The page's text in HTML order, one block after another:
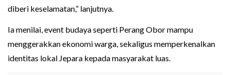
diberi keselamatan,” lanjutnya.
Ia menilai, event budaya seperti Perang Obor mampu
menggerakkan ekonomi warga, sekaligus memperkenalkan
identitas lokal Jepara kepada masyarakat luas.